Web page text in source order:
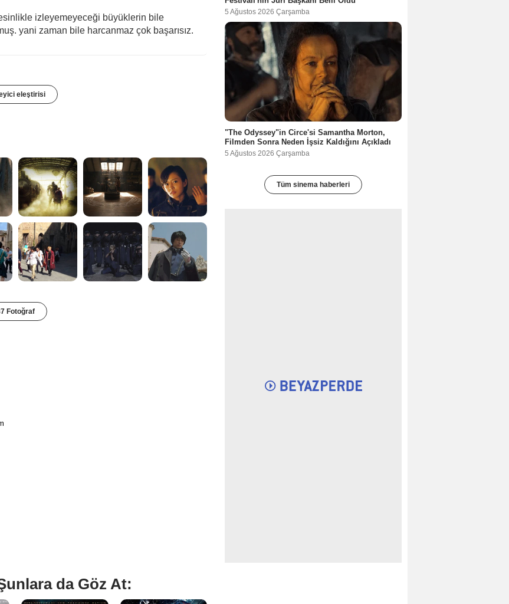
izleyemeyeceği büyüklerin bile
yani zaman bile harcanmaz çok başarısız.
eleştirisi
Fotoğraf
da Göz At:
5 Ağustos 2026 Çarşamba
"The Odyssey"in Circe'si Samantha Morton,
Filmden Sonra Neden İşsiz Kaldığını Açıkladı
5 Ağustos 2026 Çarşamba
Tüm sinema haberleri